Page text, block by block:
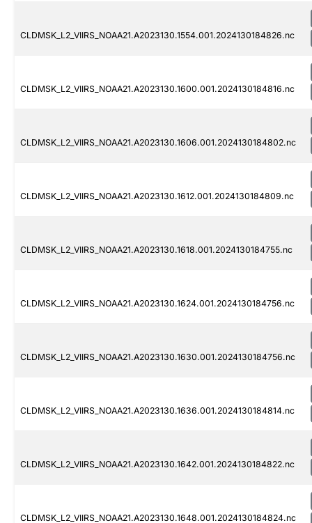
CLDMSK_L2_VIIRS_NOAA21.A2023130.1554.001.2024130184826.nc
CLDMSK_L2_VIIRS_NOAA21.A2023130.1600.001.2024130184816.nc
CLDMSK_L2_VIIRS_NOAA21.A2023130.1606.001.2024130184802.nc
CLDMSK_L2_VIIRS_NOAA21.A2023130.1612.001.2024130184809.nc
CLDMSK_L2_VIIRS_NOAA21.A2023130.1618.001.2024130184755.nc
CLDMSK_L2_VIIRS_NOAA21.A2023130.1624.001.2024130184756.nc
CLDMSK_L2_VIIRS_NOAA21.A2023130.1630.001.2024130184756.nc
CLDMSK_L2_VIIRS_NOAA21.A2023130.1636.001.2024130184814.nc
CLDMSK_L2_VIIRS_NOAA21.A2023130.1642.001.2024130184822.nc
CLDMSK_L2_VIIRS_NOAA21.A2023130.1648.001.2024130184824.nc